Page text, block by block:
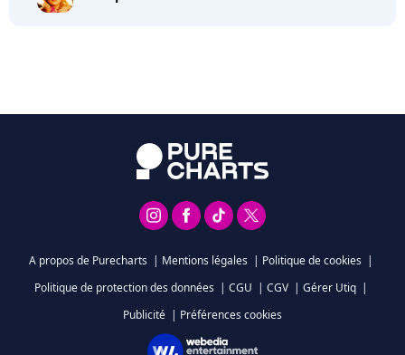
A propos de Purecharts | Mentions légales | Politique de cookies |
Politique de protection des données | CGU | CGV | Gérer Utiq |
Publicité | Préférences cookies